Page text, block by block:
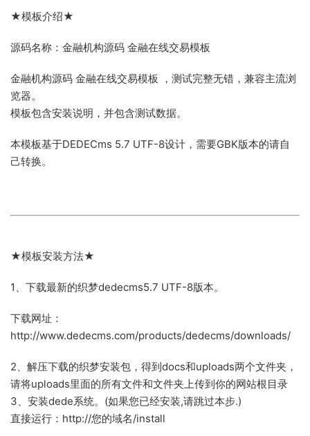
★模板介绍★
源码名称：金融机构源码 金融在线交易模板
金融机构源码 金融在线交易模板 ，测试完整无错，兼容主流浏
览器。
模板包含安装说明，并包含测试数据。
本模板基于DEDECms 5.7 UTF-8设计，需要GBK版本的请自
己转换。
★模板安装方法★
1、下载最新的织梦dedecms5.7 UTF-8版本。
下载网址：
http://www.dedecms.com/products/dedecms/downloads/
2、解压下载的织梦安装包，得到docs和uploads两个文件夹，
请将uploads里面的所有文件和文件夹上传到你的网站根目录
3、安装dede系统。(如果您已经安装,请跳过本步.)
直接运行：http://您的域名/install